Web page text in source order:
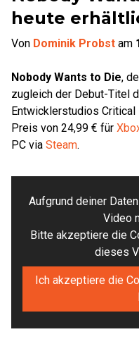
heute
Von Dominik Probst am
Nobody Wants to Die,
zugleich der Debut-Titel
Entwicklerstudios Critical
Preis von 24,99 € für
PC via Steam.
Aufgrund deiner
Video
Bitte akzeptiere die
dieses
Ich akzeptiere die